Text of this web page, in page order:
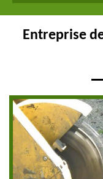
Entreprise